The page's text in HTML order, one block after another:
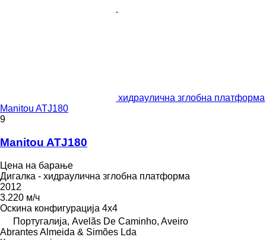
хидраулична зглобна платформа
Manitou ATJ180
9
Manitou ATJ180
Цена на барање
Дигалка - хидраулична зглобна платформа
2012
3.220 м/ч
Оскина конфигурација 4x4
Португалија, Avelãs De Caminho, Aveiro
Abrantes Almeida & Simões Lda